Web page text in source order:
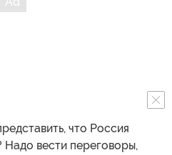
что Россия
вести переговоры,